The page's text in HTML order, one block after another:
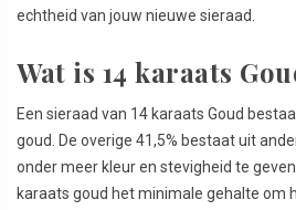
echtheid van jouw nieuwe sieraad.
Wat is 14 karaats
Een sieraad van 14 karaats Goud
goud. De overige 41,5% bestaat uit
onder meer kleur en stevigheid te
karaats goud het minimale gehalte om